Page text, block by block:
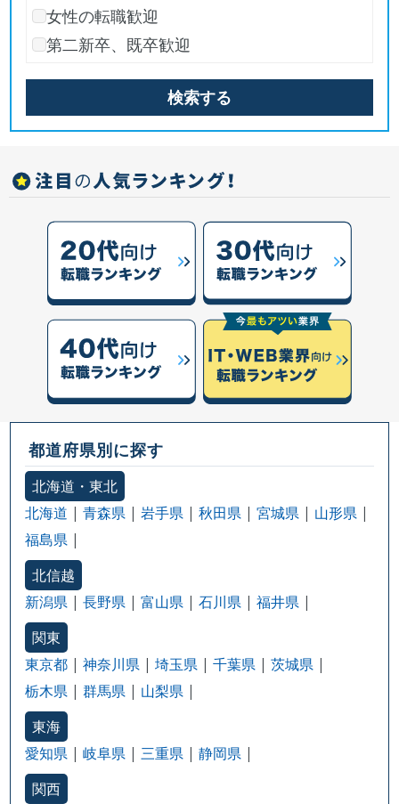
女性の転職歓迎
第二新卒、既卒歓迎
都道府県別に探す
北海道・東北
北海道
青森県 岩手県 秋田県 宮城県
山形県
福島県
北信越
新潟県
長野県 富山県 石川県
福井県
関東
東京都
神奈川県 埼玉県 千葉県
茨城県
栃木県
群馬県
山梨県
東海
愛知県
岐阜県 三重県
静岡県
関西